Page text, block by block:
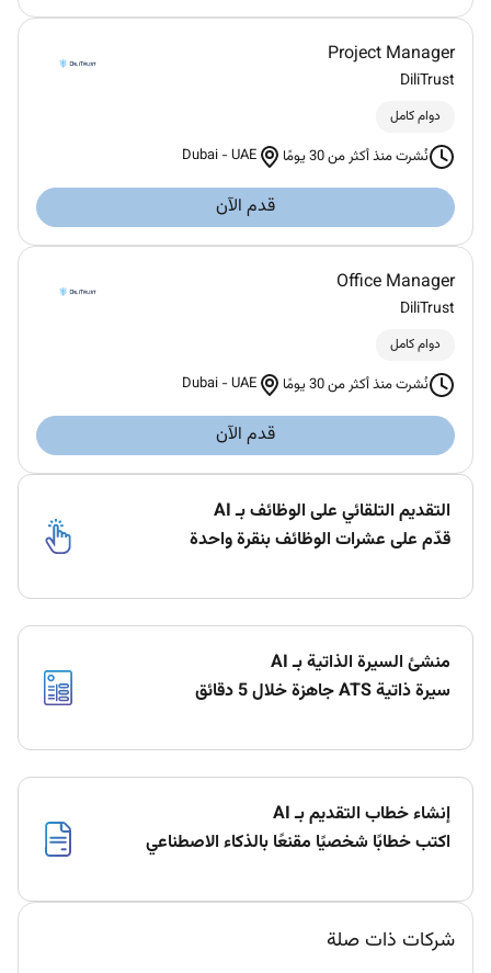
Project Manager
DiliTrust
دوام كامل
نُشرت منذ أكثر من 30 يومًا Dubai -UAE
قدم الآن
Office Manager
DiliTrust
دوام كامل
نُشرت منذ أكثر من 30 يومًا Dubai -UAE
قدم الآن
التقديم التلقائي على الوظائف بـ AI
قدّم على عشرات الوظائف بنقرة واحدة
منشئ السيرة الذاتية بـ AI
سيرة ذاتية ATS جاهزة خلال 5 دقائق
إنشاء خطاب التقديم بـ AI
اكتب خطابًا شخصيًا مقنعًا بالذكاء الاصطناعي
شركات ذات صلة